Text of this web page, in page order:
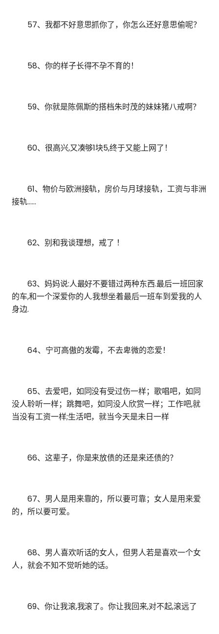
57、我都不好意思抓你了，你怎么还好意思偷呢？
58、你的样子长得不孕不育的！
59、你就是陈佩斯的搭档朱时茂的妹妹猪八戒啊？
60、很高兴,又凑够1块5,终于又能上网了！
61、物价与欧洲接轨，房价与月球接轨，工资与非洲
接轨……
62、别和我谈理想，戒了 ！
63、妈妈说:人最好不要错过两种东西.最后一班回家
的车,和一个深爱你的人.我想坐着最后一班车到爱我的人
身边.
64、宁可高傲的发霉，不去卑微的恋爱！
65、去爱吧，如同没有受过伤一样；歌唱吧，如同
没人聆听一样；跳舞吧，如同没人欣赏一样；工作吧,就
当没有工资一样;生活吧，就当今天是未日一样
66、这辈子，你是来放债的还是来还债的？
67、男人是用来靠的，所以要可靠；女人是用来爱
的，所以要可爱。
68、男人喜欢听话的女人，但男人若是喜欢一个女
人，就会不知不觉听她的话。
69、你让我滚,我滚了。你让我回来,对不起,滚远了